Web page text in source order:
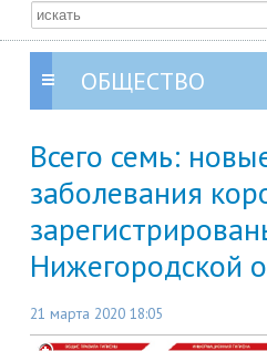
ОБЩЕСТВО
Всего семь:
заболевания
Нижегородской
21 марта 2020 18:05